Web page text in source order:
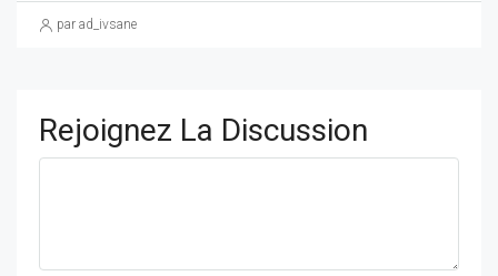
par ad_ivsane
Rejoignez La Discussion